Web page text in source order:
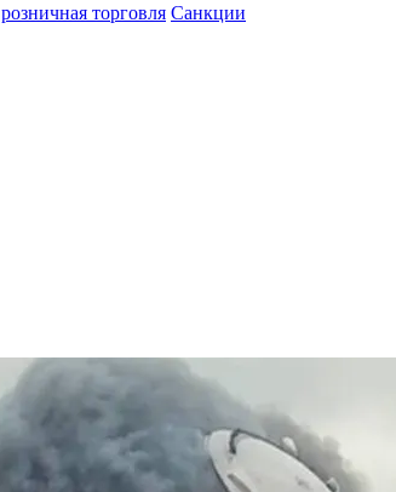
розничная торговля Санкции